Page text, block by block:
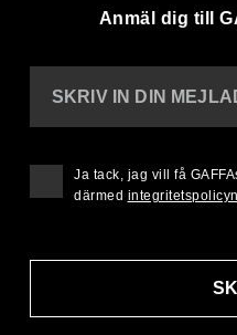
Anmäl dig till
SKRIV IN DIN
Ja tack, jag vill få
därmed integritetspolicyn